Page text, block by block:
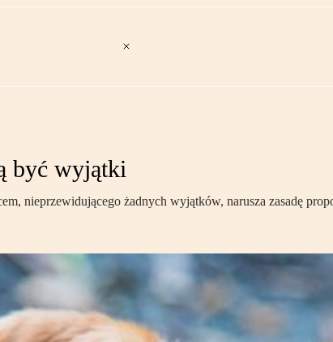
być wyjątki
nieprzewidującego żadnych wyjątków, narusza zasadę